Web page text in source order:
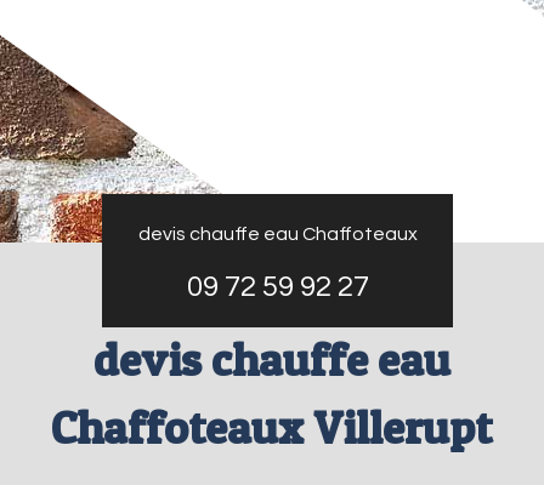
devis chauffe eau Chaffoteaux
09 72 59 92 27
devis chauffe eau
Chaffoteaux Villerupt